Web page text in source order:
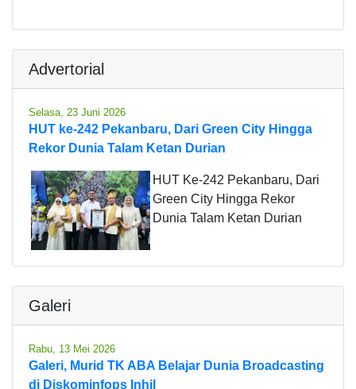
Advertorial
Selasa, 23 Juni 2026
HUT ke-242 Pekanbaru, Dari Green City Hingga
Rekor Dunia Talam Ketan Durian
HUT Ke-242 Pekanbaru, Dari
Green City Hingga Rekor
Dunia Talam Ketan Durian
Galeri
Rabu, 13 Mei 2026
Galeri, Murid TK ABA Belajar Dunia Broadcasting
di Diskominfops Inhil